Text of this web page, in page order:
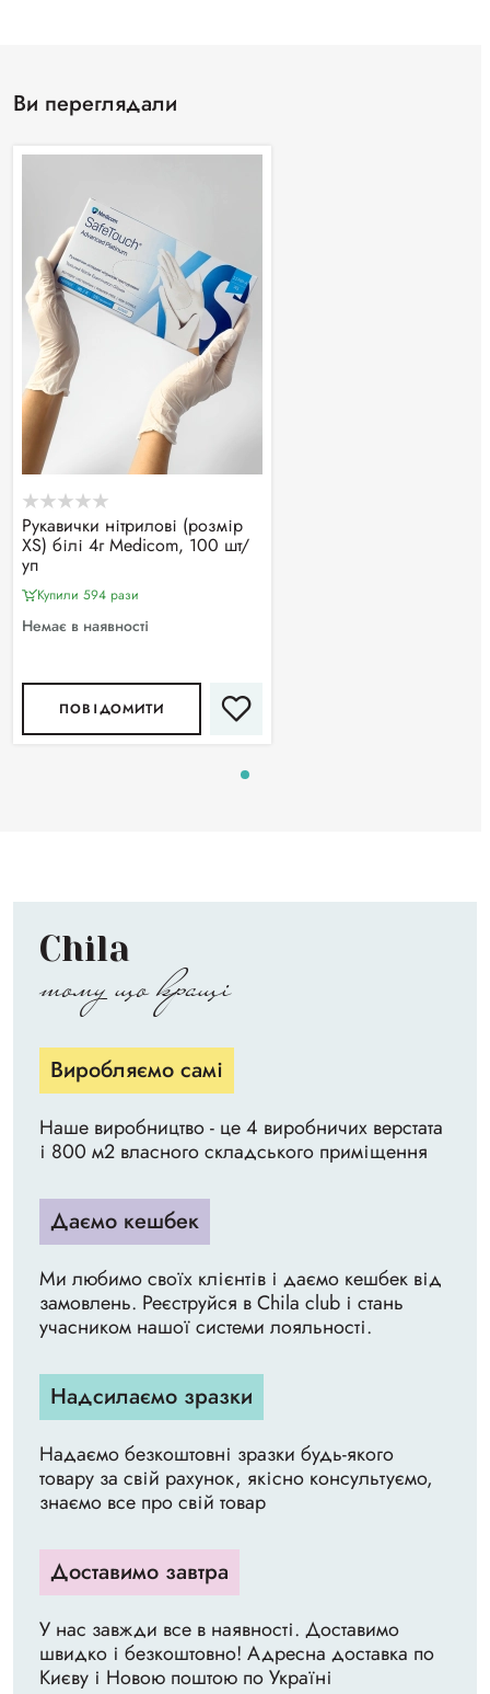
Ви переглядали
Рукавички нітрилові (розмір
XS) білі 4г Medicom, 100 шт/
уп
Купили 594 рази
Немає в наявності
ПОВІДОМИТИ
Chila
тому що кращі
Виробляємо самі
Наше виробництво - це 4 виробничих верстата
і 800 м2 власного складського приміщення
Даємо кешбек
Ми любимо своїх клієнтів і даємо кешбек від
замовлень. Реєструйся в Chila club і стань
учасником нашої системи лояльності.
Надсилаємо зразки
Надаємо безкоштовні зразки будь-якого
товару за свій рахунок, якісно консультуємо,
знаємо все про свій товар
Доставимо завтра
У нас завжди все в наявності. Доставимо
швидко і безкоштовно! Адресна доставка по
Києву і Новою поштою по Україні